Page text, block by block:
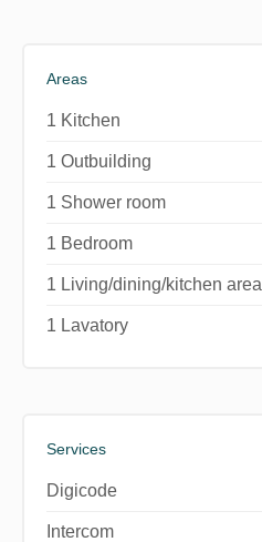
Areas
1 Kitchen
1 Outbuilding
1 Shower room
1 Bedroom
1 Living/dining/kitchen area
1 Lavatory
Services
Digicode
Intercom